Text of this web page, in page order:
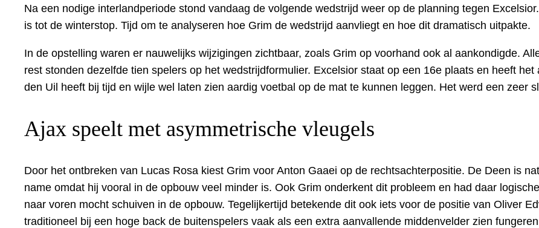
Na een nodige interlandperiode stond vandaag de volgende wedstrijd weer op de planning tegen
is tot de winterstop. Tijd om te analyseren hoe Grim de wedstrijd aanvliegt en hoe dit dramatisch uitpakte.
In de opstelling waren er nauwelijks wijzigingen zichtbaar, zoals Grim op voorhand ook al aankondigde.
rest stonden dezelfde tien spelers op het wedstrijdformulier. Excelsior staat op een 16e plaats en heeft
den Uil heeft bij tijd en wijle wel laten zien aardig voetbal op de mat te kunnen leggen. Het werd een zeer
Ajax speelt met asymmetrische vleugels
Door het ontbreken van Lucas Rosa kiest Grim voor Anton Gaaei op de rechtsachterpositie. De Deen is
name omdat hij vooral in de opbouw veel minder is. Ook Grim onderkent dit probleem en had daar
naar voren mocht schuiven in de opbouw. Tegelijkertijd betekende dit ook iets voor de positie van Oliver
traditioneel bij een hoge back de buitenspelers vaak als een extra aanvallende middenvelder zien